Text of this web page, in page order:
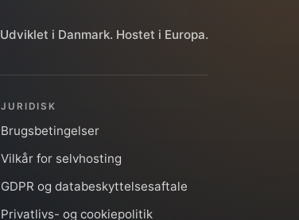
Udviklet i Danmark. Hostet i Europa.
JURIDISK
Brugsbetingelser
Vilkår for selvhosting
GDPR og databeskyttelsesaftale
Privatlivs- og cookiepolitik